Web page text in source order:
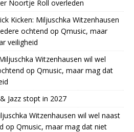
Noortje Roll overleden
Kicken: Miljuschka Witzenhausen
ochtend op Qmusic, maar
veiligheid
Witzenhausen wil wel
op Qmusic, maar mag dat
Jazz stopt in 2027
Witzenhausen wil wel naast
op Qmusic, maar mag dat niet